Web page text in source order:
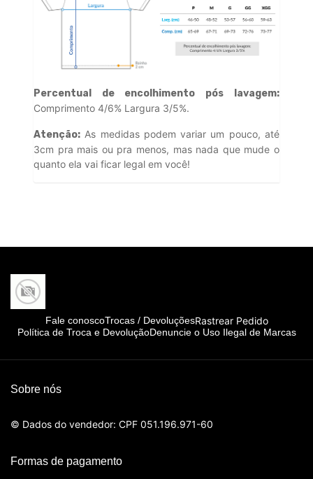
Percentual de encolhimento pós lavagem:
Comprimento 4/6% Largura 3/5%.
Atenção: As medidas podem variar um pouco, até
3cm pra mais ou pra menos, mas nada que mude o
quanto ela vai ficar legal em você!
Fale conoscoTrocas / DevoluçõesRastrear Pedido
Política de Troca e DevoluçãoDenuncie o Uso Ilegal de Marcas
Sobre nós
© Dados do vendedor: CPF 051.196.971-60
Formas de pagamento